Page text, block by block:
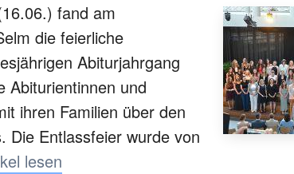
fand am
die feierliche
Abiturjahrgang
Abiturientinnen und
ihren Familien über den
Die Entlassfeier wurde von
lesen